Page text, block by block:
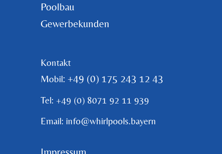
Poolbau
Gewerbekunden
Kontakt
Mobil: +49 (0) 175 243 12 43
Tel: +49 (0) 8071 92 11 939
Email: info@whirlpools.bayern